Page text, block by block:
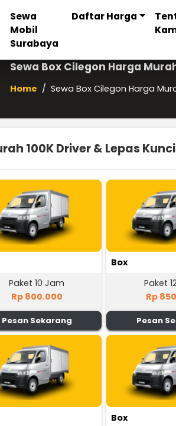
Sewa
Mobil
Surabaya
Daftar Harga
Sewa Box Cilegon Harga
Home / Sewa Box Cilegon Harga
100K Driver & Lepas Kunci
Paket 10 Jam
Rp 800.000
Pesan Sekarang
Box
Paket
Rp
Pesan
Box